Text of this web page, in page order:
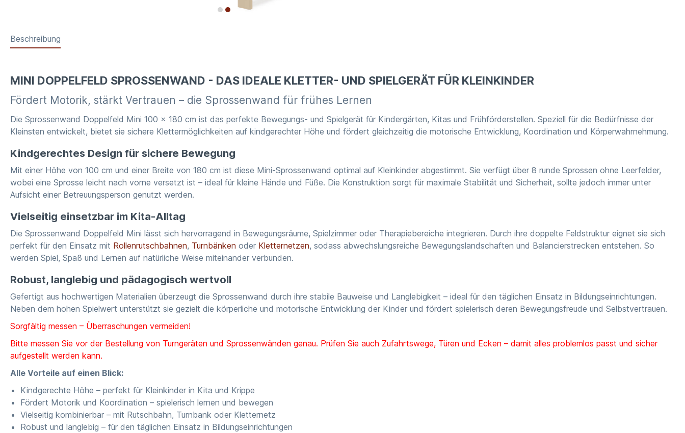
Beschreibung
MINI DOPPELFELD SPROSSENWAND - DAS IDEALE KLETTER- UND SPIELGERÄT FÜR KLEINKINDER
Fördert Motorik, stärkt Vertrauen – die Sprossenwand für frühes Lernen
Die Sprossenwand Doppelfeld Mini 100 x 180 cm ist das perfekte Bewegungs- und Spielgerät für Kindergärten, Kitas und Frühförderstellen. Speziell für die Bedürfnisse der
Kleinsten entwickelt, bietet sie sichere Klettermöglichkeiten auf kindgerechter Höhe und fördert gleichzeitig die motorische Entwicklung, Koordination und Körperwahrnehmung.
Kindgerechtes Design für sichere Bewegung
Mit einer Höhe von 100 cm und einer Breite von 180 cm ist diese Mini-Sprossenwand optimal auf Kleinkinder abgestimmt. Sie verfügt über 8 runde Sprossen ohne Leerfelder,
wobei eine Sprosse leicht nach vorne versetzt ist – ideal für kleine Hände und Füße. Die Konstruktion sorgt für maximale Stabilität und Sicherheit, sollte jedoch immer unter
Aufsicht einer Betreuungsperson genutzt werden.
Vielseitig einsetzbar im Kita-Alltag
Die Sprossenwand Doppelfeld Mini lässt sich hervorragend in Bewegungsräume, Spielzimmer oder Therapiebereiche integrieren. Durch ihre doppelte Feldstruktur eignet sie sich
perfekt für den Einsatz mit Rollenrutschbahnen, Turnbänken oder Kletternetzen, sodass abwechslungsreiche Bewegungslandschaften und Balancierstrecken entstehen. So
werden Spiel, Spaß und Lernen auf natürliche Weise miteinander verbunden.
Robust, langlebig und pädagogisch wertvoll
Gefertigt aus hochwertigen Materialien überzeugt die Sprossenwand durch ihre stabile Bauweise und Langlebigkeit – ideal für den täglichen Einsatz in Bildungseinrichtungen.
Neben dem hohen Spielwert unterstützt sie gezielt die körperliche und motorische Entwicklung der Kinder und fördert spielerisch deren Bewegungsfreude und Selbstvertrauen.
Sorgfältig messen – Überraschungen vermeiden!
Bitte messen Sie vor der Bestellung von Turngeräten und Sprossenwänden genau. Prüfen Sie auch Zufahrtswege, Türen und Ecken – damit alles problemlos passt und sicher
aufgestellt werden kann.
Alle Vorteile auf einen Blick:
Kindgerechte Höhe – perfekt für Kleinkinder in Kita und Krippe
Fördert Motorik und Koordination – spielerisch lernen und bewegen
Vielseitig kombinierbar – mit Rutschbahn, Turnbank oder Kletternetz
Robust und langlebig – für den täglichen Einsatz in Bildungseinrichtungen